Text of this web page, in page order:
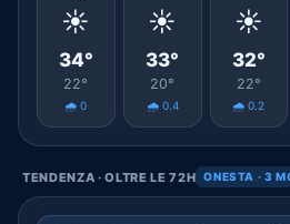
☀️
34°
22°
🌧️ 0
☀️
33°
20°
🌧️ 0.4
☀️
32°
22°
🌧️ 0.2
TENDENZA · OLTRE LE 72H ONESTA · 3